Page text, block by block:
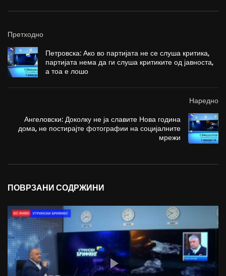
Претходно
Петровска: Ако во партијата не се слуша критика,
партијата нема да ги слуша критиките од јавноста,
а тоа е лошо
Наредно
Ангеловски: Доколку не ја славите Нова година
дома, не постирајте фотографии на социјалните
мрежи
ПОВРЗАНИ СОДРЖИНИ